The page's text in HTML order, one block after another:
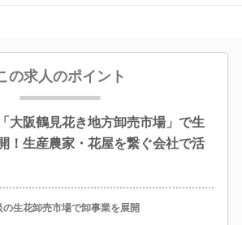
の求人のポイント
大阪鶴見花き地方卸売市場」で生
！生産農家・花屋を繋ぐ会社で活
の生花卸売市場で卸事業を展開